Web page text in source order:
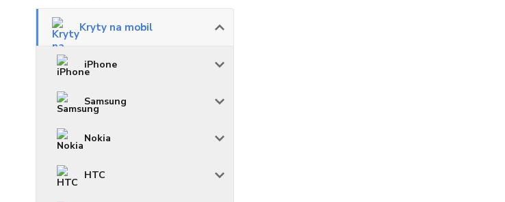
Kryty na mobil
iPhone
Samsung
Nokia
HTC